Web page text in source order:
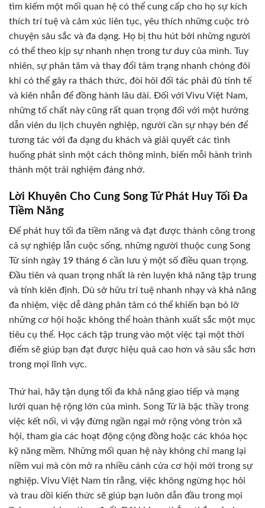
tìm kiếm một mối quan hệ có thể cung cấp cho họ sự kích
thích trí tuệ và cảm xúc liên tục, yêu thích những cuộc trò
chuyện sâu sắc và đa dạng. Họ bị thu hút bởi những người
có thể theo kịp sự nhanh nhẹn trong tư duy của mình. Tuy
nhiên, sự phân tâm và thay đổi tâm trạng nhanh chóng đôi
khi có thể gây ra thách thức, đòi hỏi đối tác phải đủ tinh tế
và kiên nhẫn để đồng hành lâu dài. Đối với Vivu Việt Nam,
những tố chất này cũng rất quan trọng đối với một hướng
dẫn viên du lịch chuyên nghiệp, người cần sự nhạy bén để
tương tác với đa dạng du khách và giải quyết các tình
huống phát sinh một cách thông minh, biến mỗi hành trình
thành một trải nghiệm đáng nhớ.
Lời Khuyên Cho Cung Song Tử Phát Huy Tối Đa
Tiềm Năng
Để phát huy tối đa tiềm năng và đạt được thành công trong
cả sự nghiệp lẫn cuộc sống, những người thuộc cung Song
Tử sinh ngày 19 tháng 6 cần lưu ý một số điều quan trọng.
Đầu tiên và quan trọng nhất là rèn luyện khả năng tập trung
và tính kiên định. Dù sở hữu trí tuệ nhanh nhạy và khả năng
đa nhiệm, việc dễ dàng phân tâm có thể khiến bạn bỏ lỡ
những cơ hội hoặc không thể hoàn thành xuất sắc một mục
tiêu cụ thể. Học cách tập trung vào một việc tại một thời
điểm sẽ giúp bạn đạt được hiệu quả cao hơn và sâu sắc hơn
trong mọi lĩnh vực.
Thứ hai, hãy tận dụng tối đa khả năng giao tiếp và mạng
lưới quan hệ rộng lớn của mình. Song Tử là bậc thầy trong
việc kết nối, vì vậy đừng ngần ngại mở rộng vòng tròn xã
hội, tham gia các hoạt động cộng đồng hoặc các khóa học
kỹ năng mềm. Những mối quan hệ này không chỉ mang lại
niềm vui mà còn mở ra nhiều cánh cửa cơ hội mới trong sự
nghiệp. Vivu Việt Nam tin rằng, việc không ngừng học hỏi
và trau dồi kiến thức sẽ giúp bạn luôn dẫn đầu trong mọi